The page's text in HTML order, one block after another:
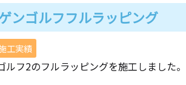
ンゴルフフルラッピング
工実績
ルフ2のフルラッピングを施工しました